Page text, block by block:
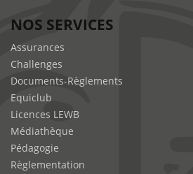
NOS SERVICES
Assurances
Challenges
Documents-Règlements
Equiclub
Licences LEWB
Médiathèque
Pédagogie
Règlementation